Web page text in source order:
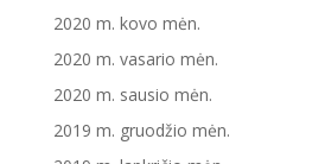
2020 m. kovo mėn.
2020 m. vasario mėn.
2020 m. sausio mėn.
2019 m. gruodžio mėn.